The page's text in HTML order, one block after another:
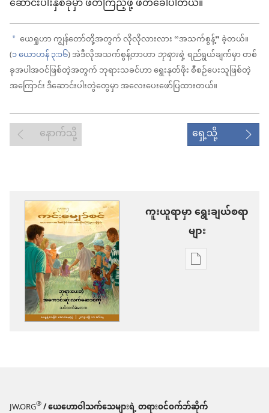
a ယေရှုဟာ ကျွန်တော်တို့အတွက် လိုလိုလားလား “အသက်စွန့်” ခဲ့တယ်။
(၁ ယောဟန် ၃:၁၆) အဲဒီလိုအသက်စွန့်တာဟာဘုရားရဲ့ရည်ရွယ်ချက်မှာ တစ်
ခုအပါအဝင်ဖြစ်တဲ့အတွက် ဘုရားသခင်ဟာ ရွေးနုတ်ဖိုး စီစဉ်ပေးသူဖြစ်တဲ့
အကြောင်း ဒီဆောင်းပါးတွဲတွေမှာ အလေးပေးဖော်ပြထားတယ်။
နောက်သို့ ရှေ့သို့
ကူးယူရာမှာ ရွေးချယ်စရာ
များ
စာပေ
များ
JW.ORG®/ ယေဟောဝါသက်သေများရဲ့ တရားဝင်ဝက်ဘ်ဆိုက်